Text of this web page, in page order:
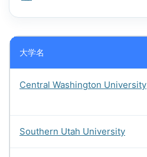
大学名
Central Washington University
Southern Utah University